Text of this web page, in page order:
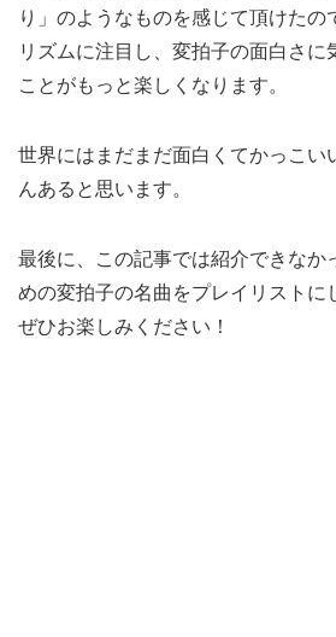
り」のようなものを感じて頂けたの
リズムに注目し、変拍子の面白さに
ことがもっと楽しくなります。
世界にはまだまだ面白くてかっこい
んあると思います。
最後に、この記事では紹介できなか
めの変拍子の名曲をプレイリストに
ぜひお楽しみください！